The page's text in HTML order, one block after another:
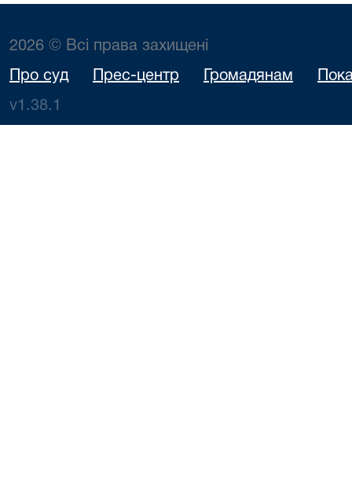
2026 © Всі права захищені
Про суд Прес-центр Громадянам
v1.38.1